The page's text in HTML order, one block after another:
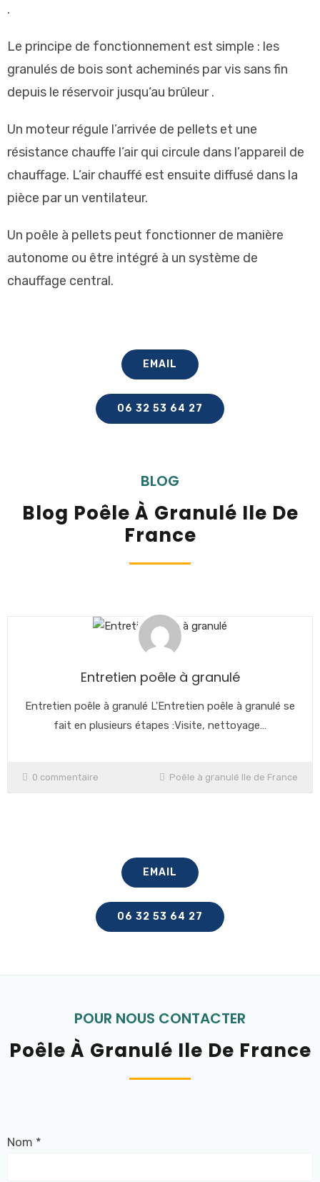
.
Le principe de fonctionnement est simple : les
granulés de bois sont acheminés parvis sansfin
depuis le réservoir jusqu‘au brûleur.
Un moteur régule l’arrivée de pellets et une
résistance chauffe l’air qui circule dans l’appareil de
chauffage. L’air chauffé est ensuite diffusé dans la
pièce par un ventilateur.
Un poêle à pellets peut fonctionner de manière
autonome ou être intégré à un système de
chauffage central.
EMAIL
06 32 53 64 27
BLOG
Blog Poêle À Granulé Ile De
France
Entretien poêle à granulé
Entretien poêle à granulé L'Entretien poêle à granulé se
fait en plusieurs étapes :Visite, nettoyage…
0 commentaire Poêle à granulé Ile de France
EMAIL
06 32 53 64 27
POUR NOUS CONTACTER
Poêle À Granulé Ile De France
Nom *